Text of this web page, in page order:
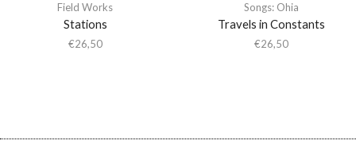
Field Works
Stations
€26,50
Songs: Ohia
Travels in Constants
€26,50